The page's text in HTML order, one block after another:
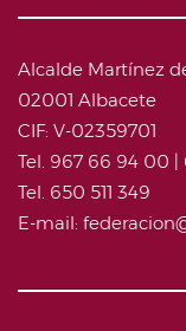
Alcalde Martínez
02001 Albacete
CIF: V-02359701
Tel. 967 66 94 00 |
Tel. 650 511 349
E-mail: